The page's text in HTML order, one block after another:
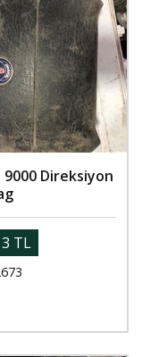
9000 Direksiyon
TL